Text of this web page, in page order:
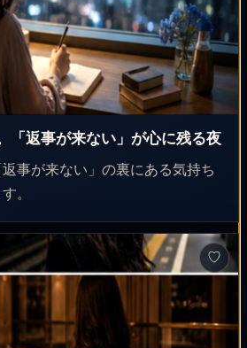
「返事が来ない」が心に残る夜
事が来ない」の裏にある気持ち
。
♡